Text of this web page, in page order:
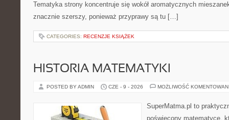
Tematyka strony koncentruje się wokół aromatycznych
znacznie szerszy, ponieważ przyprawy są tu […]
CATEGORIES: RECENZJE KSIĄŻEK
HISTORIA MATEMATYKI
POSTED BY ADMIN CZE - 9 - 2026 MOŻLIWOŚĆ
SuperMatma.pl to
poświęcony matematyce,